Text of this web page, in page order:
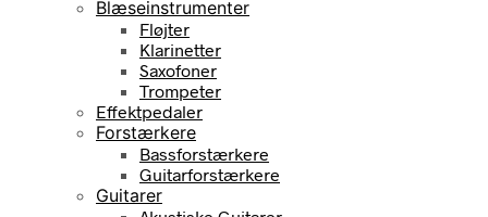
Blæseinstrumenter
Fløjter
Klarinetter
Saxofoner
Trompeter
Effektpedaler
Forstærkere
Bassforstærkere
Guitarforstærkere
Guitarer